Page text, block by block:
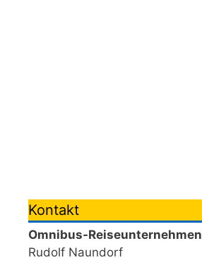
Kontakt
Omnibus-Reiseunternehmen
Rudolf Naundorf